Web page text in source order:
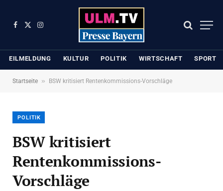
Facebook
X
Instagram
EILMELDUNG KULTUR POLITIK WIRTSCHAFT SPORT
Startseite » BSW kritisiert Rentenkommissions-Vorschläge
POLITIK
BSW kritisiert
Rentenkommissions-
Vorschläge